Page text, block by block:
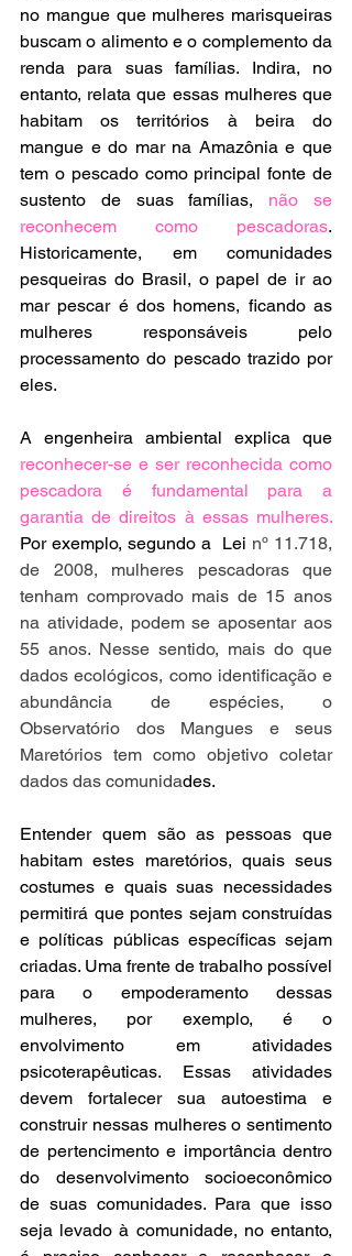
no mangue que mulheres marisqueiras
buscam o alimento e o complemento da
renda para suas famílias. Indira, no
entanto, relata que essas mulheres que
habitam os territórios à beira do
mangue e do mar na Amazônia e que
tem o pescado como principal fonte de
sustento de suas famílias, não se
reconhecem como pescadoras.
Historicamente, em comunidades
pesqueiras do Brasil, o papel de ir ao
mar pescar é dos homens, ficando as
mulheres responsáveis pelo
processamento do pescado trazido por
eles.
reconhecer-se e ser reconhecida como
pescadora é fundamental para a
garantia de direitos à essas mulheres.
Por exemplo, segundo a  Lei nº 11.718,
de 2008, mulheres pescadoras que
tenham comprovado mais de 15 anos
na atividade, podem se aposentar aos
55 anos. Nesse sentido, mais do que
dados ecológicos, como identificação e
abundância de espécies, o
Observatório dos Mangues e seus
Maretórios tem como objetivo coletar
dados das comunidades.
Entender quem são as pessoas que
habitam estes maretórios, quais seus
costumes e quais suas necessidades
permitirá que pontes sejam construídas
e políticas públicas específicas sejam
criadas. Uma frente de trabalho possível
para o empoderamento dessas
mulheres, por exemplo, é o
envolvimento em atividades
psicoterapêuticas. Essas atividades
devem fortalecer sua autoestima e
construir nessas mulheres o sentimento
de pertencimento e importância dentro
do desenvolvimento socioeconômico
de suas comunidades. Para que isso
seja levado à comunidade, no entanto,